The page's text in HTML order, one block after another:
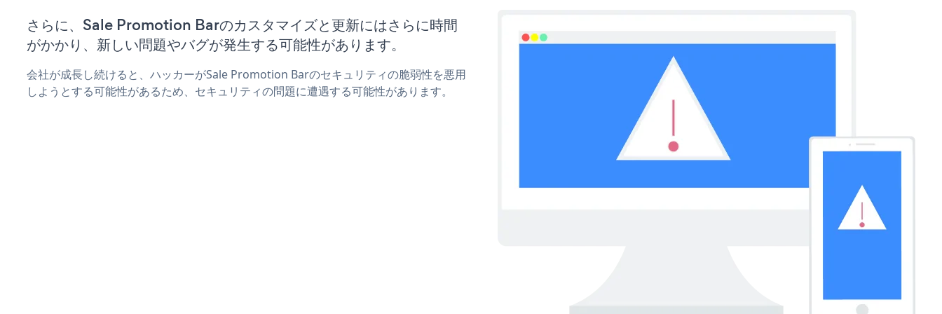
さらに、Sale Promotion Barのカスタマイズと更新にはさらに時間
がかかり、新しい問題やバグが発生する可能性があります。
会社が成長し続けると、ハッカーがSale Promotion Barのセキュリティの脆弱性を悪用
しようとする可能性があるため、セキュリティの問題に遭遇する可能性があります。